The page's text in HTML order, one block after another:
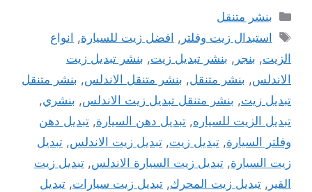
التصنيفات
بنشر متنقل
الوسوم
استبدال زيت وفلتر , افضل زيت للسيارة, انواع
الزيت, بنجر , بنشر تبديل زيت, بنشر تبديل زيت
الاندلس, بنشر متنقل, بنشر متنقل الاندلس, بنشر متنقل
تبديل زيت, بنشر متنقل تبديل زيت الاندلس, بنشري,
تبديل الزيت للسياره, تبديل دهن السيارة, تبديل دهن
وفلتر السيارة, تبديل زيت, تبديل زيت الاندلس, تبديل
زيت السيارة, تبديل زيت السيارة الاندلس, تبديل زيت
القير , تبديل زيت المحرك, تبديل زيت سيارات, تبديل